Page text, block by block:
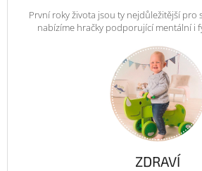
První roky života jsou ty nejdůležitější pro
nabízíme hračky podporující mentální i
ZDRAVÍ